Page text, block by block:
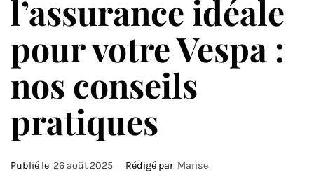
l’assurance idéale
pour votre Vespa :
nos conseils
pratiques
Publié le 26 août 2025 Rédigé par Marise